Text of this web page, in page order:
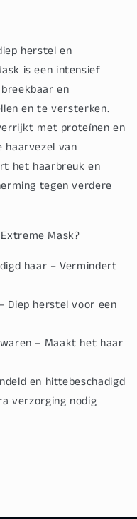
herstel en
is een intensief
en
en te versterken.
met proteïnen en
haarvezel van
het haarbreuk en
tegen verdere
Mask?
haar – Vermindert
– Diep herstel voor een
– Maakt het haar
en hittebeschadigd
verzorging nodig